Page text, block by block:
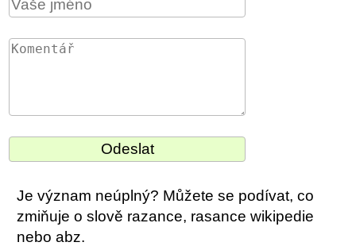
Je význam neúplný? Můžete se podívat, co
zmiňuje o slově razance, rasance wikipedie
nebo abz.